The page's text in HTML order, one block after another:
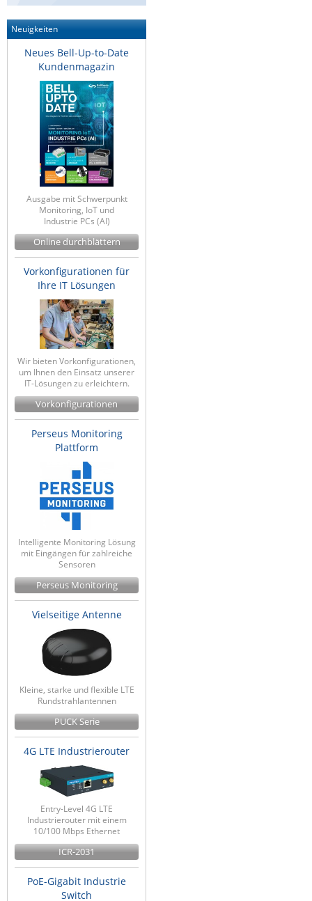
News zu unseren Herstellern
Neuigkeiten
Neues Bell-Up-to-Date
Kundenmagazin
Ausgabe mit Schwerpunkt
Monitoring, IoT und
Industrie PCs (AI)
Online durchblättern
Vorkonfigurationen für
Ihre IT Lösungen
Wir bieten Vorkonfigurationen,
um Ihnen den Einsatz unserer
IT-Lösungen zu erleichtern.
Vorkonfigurationen
Perseus Monitoring
Plattform
Intelligente Monitoring Lösung
mit Eingängen für zahlreiche
Sensoren
Perseus Monitoring
Vielseitige Antenne
Kleine, starke und flexible LTE
Rundstrahlantennen
PUCK Serie
4G LTE Industrierouter
Entry-Level 4G LTE
Industrierouter mit einem
10/100 Mbps Ethernet
ICR-2031
PoE-Gigabit Industrie
Switch